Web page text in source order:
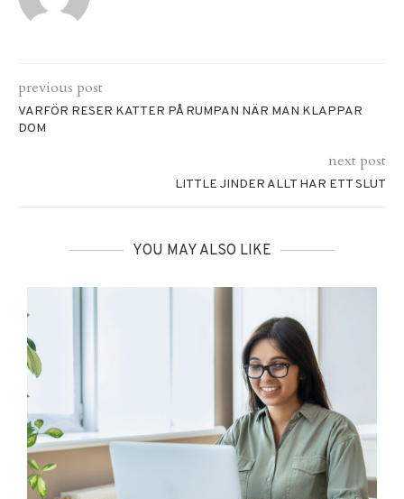
previous post
VARFÖR RESER KATTER PÅ RUMPAN NÄR MAN KLAPPAR
DOM
next post
LITTLE JINDER ALLT HAR ETT SLUT
YOU MAY ALSO LIKE